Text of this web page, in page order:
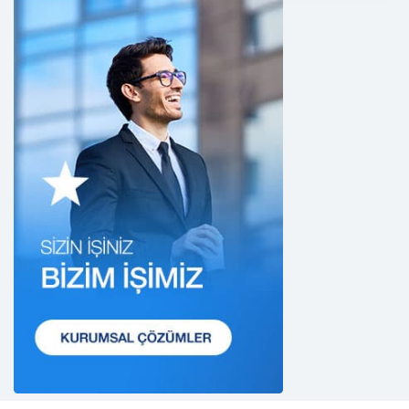
dikkate alınacakve kişisel verileri işleme amacı
dışında kullanmayacaktır.
2. Kişisel Verilerin Doğru ve Gerektiğinde
Güncel Olmasını Sağlama
CB Gayrimenkul Franchising Pazarlama ve
Danışmanlık Hizmetleri A.Ş.; kişisel veri sahiplerinin
temel haklarını ve kendi meşru menfaatlerini
dikkate alarak işlediği kişisel verilerin doğru ve
güncel olmasını sağlamakla ve bu doğrultuda
gerekli tedbirleri almak için gerekli sistemleri
kurmakla yükümlüdür.
3. Belirli, Açık ve Meşru Amaçlarla İşleme
Danışmanlık Hizmetleri A.Ş.; kişisel verilerin hangi
amaçla işleneceğini belirlemekle ve bu amaçları